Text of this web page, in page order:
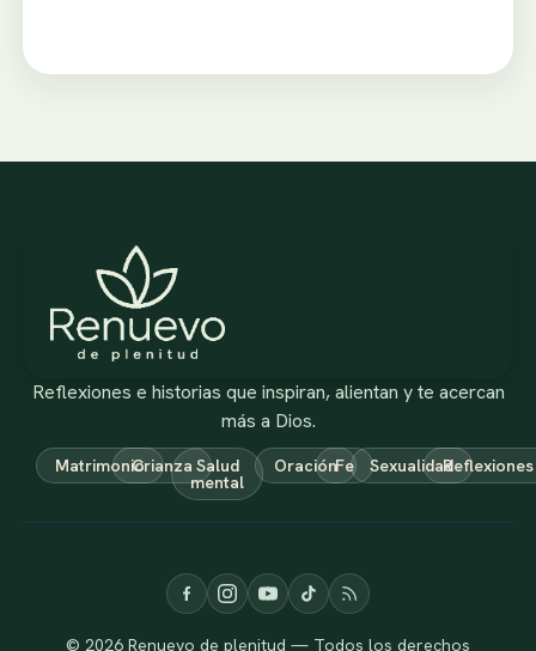
Reflexiones e historias que inspiran, alientan y te acercan
más a Dios.
MatrimonioCrianza Salud
mental
OraciónFe SexualidadReflexiones
© 2026 Renuevo de plenitud — Todos los derechos